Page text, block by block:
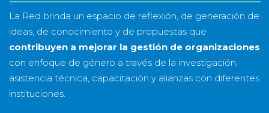
La Red brinda un espacio de reflexión, de generación de
ideas, de conocimiento y de propuestas que
contribuyen a mejorar la gestión de organizaciones
con enfoque de género a través de la investigación,
asistencia técnica, capacitación y alianzas con diferentes
instituciones.